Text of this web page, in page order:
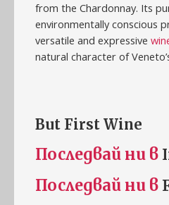
from the Chardonnay. Its
environmentally conscious
versatile and expressive
natural character of
But First Wine
Последвай ни в
Последвай ни в